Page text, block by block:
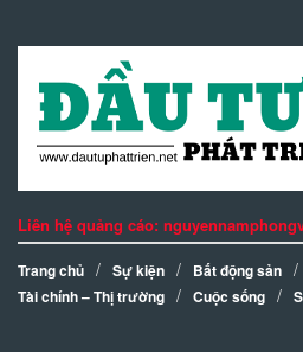
Liên hệ quảng cáo:
Trang chủ Sự kiện Bất động sản
Tài chính – Thị trường
Cuộc sống